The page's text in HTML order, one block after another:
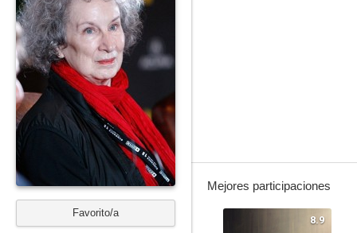
Favorito/a
Mejores participaciones
8.9